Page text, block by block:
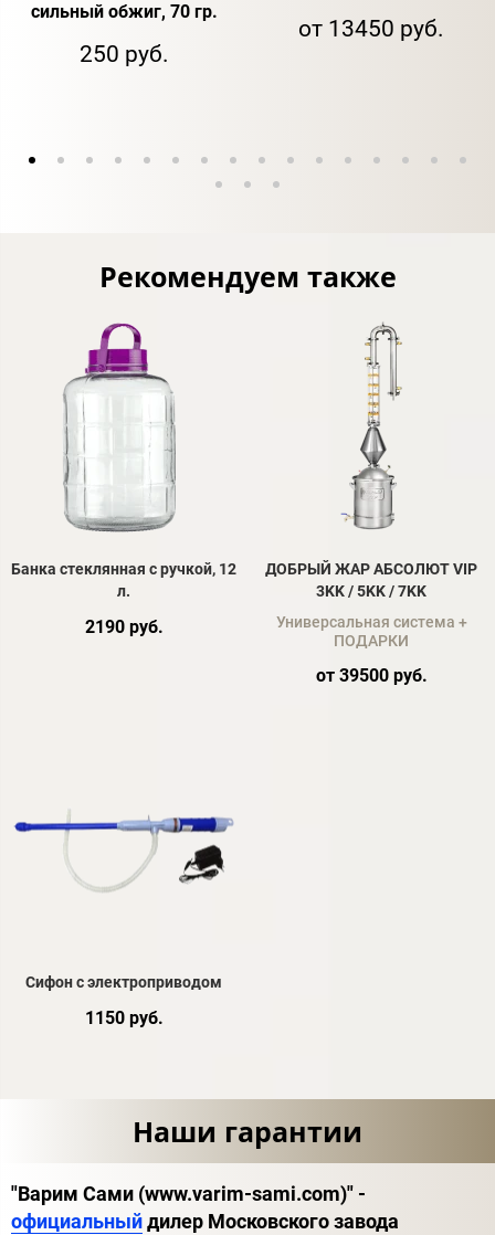
сильный обжиг, 70 гр.
250 руб.
от 13450 руб.
Рекомендуем также
Банка стеклянная с ручкой, 12
л.
2190 руб.
ДОБРЫЙ ЖАР АБСОЛЮТ VIP
3KK / 5KK / 7KK
Универсальная система +
ПОДАРКИ
от 39500 руб.
Сифон с электроприводом
1150 руб.
Наши гарантии
"Варим Сами (www.varim-sami.com)" -
официальныйдилер Московского завода